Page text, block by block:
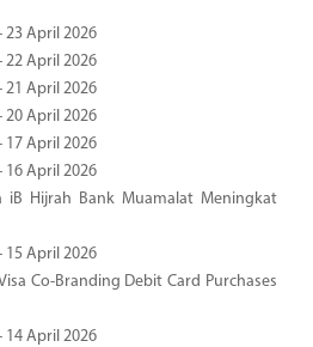
23 April 2026
22 April 2026
21 April 2026
20 April 2026
17 April 2026
16 April 2026
iB Hijrah Bank Muamalat Meningkat
15 April 2026
Co-Branding Debit Card Purchases
14 April 2026